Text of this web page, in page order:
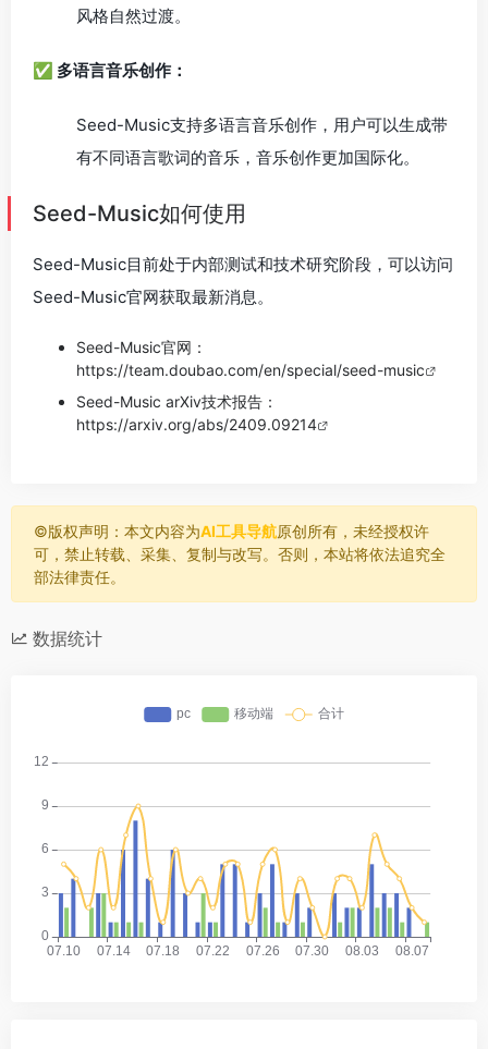
风格自然过渡。
✅ 多语言音乐创作：
Seed-Music支持多语言音乐创作，用户可以生成带
有不同语言歌词的音乐，音乐创作更加国际化。
Seed-Music如何使用
Seed-Music目前处于内部测试和技术研究阶段，可以访问
Seed-Music官网获取最新消息。
Seed-Music官网：
https://team.doubao.com/en/special/seed-music
Seed-Music arXiv技术报告：
https://arxiv.org/abs/2409.09214
©️版权声明：本文内容为AI工具导航原创所有，未经授权许
可，禁止转载、采集、复制与改写。否则，本站将依法追究全
部法律责任。
数据统计